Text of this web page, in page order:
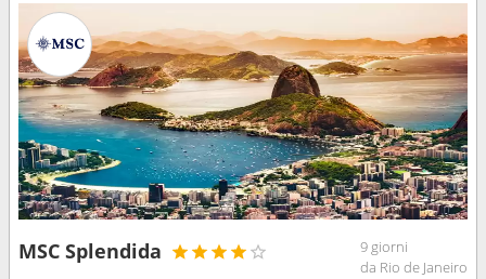
MSC Splendida
9 giorni
da Rio de Janeiro